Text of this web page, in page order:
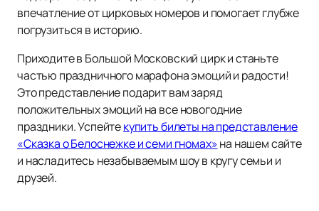
впечатление от цирковых номеров и помогает глубже
погрузиться в историю.
Приходите в Большой Московский цирк и станьте
частью праздничного марафона эмоций и радости!
Это представление подарит вам заряд
положительных эмоций на все новогодние
праздники. Успейтекупить билеты на представление
«Сказка о Белоснежке и семи гномах»на нашем сайте
и насладитесь незабываемым шоу в кругу семьи и
друзей.